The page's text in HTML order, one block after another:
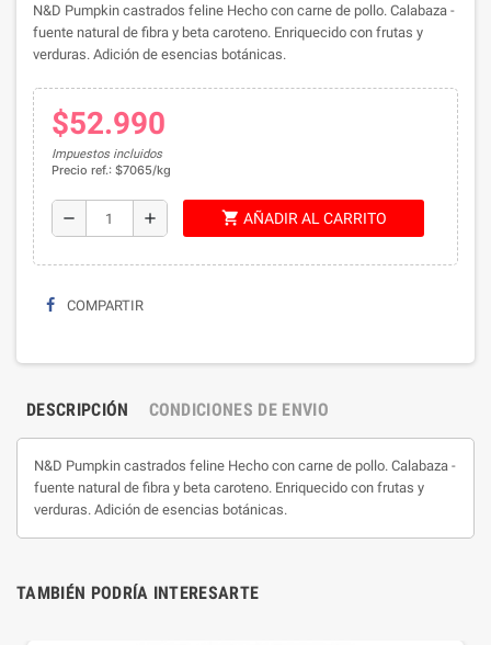
N&D Pumpkin castrados feline Hecho con carne de pollo. Calabaza -
fuente natural de fibra y beta caroteno. Enriquecido con frutas y
verduras. Adición de esencias botánicas.
$52.990
Impuestos incluidos
Precio ref.: $7065/kg
remove add shopping_cart AÑADIR AL CARRITO
COMPARTIR
DESCRIPCIÓN CONDICIONES DE ENVIO
N&D Pumpkin castrados feline Hecho con carne de pollo. Calabaza -
fuente natural de fibra y beta caroteno. Enriquecido con frutas y
verduras. Adición de esencias botánicas.
TAMBIÉN PODRÍA INTERESARTE